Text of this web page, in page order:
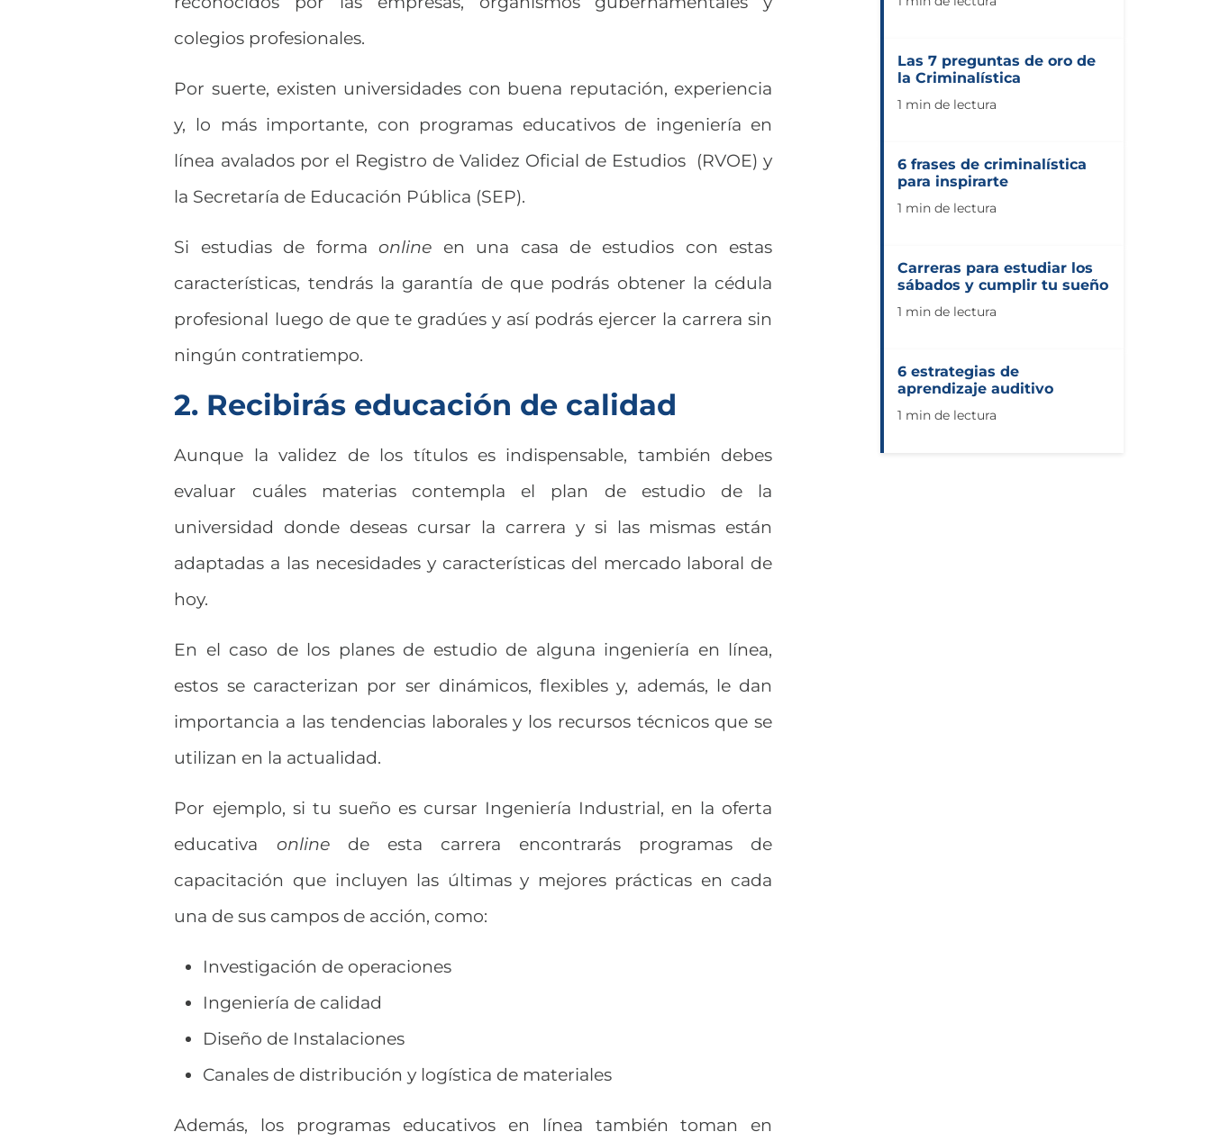
colegios profesionales.
Por suerte, existen universidades con buena reputación, experiencia
y, lo más importante, con programas educativos de ingeniería en
línea avalados por el Registro de Validez Oficial de Estudios (RVOE) y
la Secretaría de Educación Pública (SEP).
Si estudias de formaonline en una casa de estudios con estas
características, tendrás la garantía de que podrás obtener la cédula
profesional luego de que te gradúes y así podrás ejercer la carrera sin
ningún contratiempo.
2. Recibirás educación de calidad
Aunque la validez de los títulos es indispensable, también debes
evaluar cuáles materias contempla el plan de estudio de la
universidad donde deseas cursar la carrera y si las mismas están
adaptadas a las necesidades y características del mercado laboral de
hoy.
En el caso de los planes de estudio de alguna ingeniería en línea,
estos se caracterizan por ser dinámicos, flexibles y, además, le dan
importancia a las tendencias laborales y los recursos técnicos que se
utilizan en la actualidad.
Por ejemplo, si tu sueño es cursar Ingeniería Industrial, en la oferta
educativa onlinede esta carrera encontrarás programas de
capacitación que incluyen las últimas y mejores prácticas en cada
una de sus campos de acción, como:
Investigación de operaciones
Ingeniería de calidad
Diseño de Instalaciones
Canales de distribución y logística de materiales
Además, los programas educativos en línea también toman en
Las 7 preguntas de oro de
la Criminalística
1 min de lectura
6 frases de criminalística
para inspirarte
1 min de lectura
Carreras para estudiar los
sábados y cumplir tu sueño
1 min de lectura
6 estrategias de
aprendizaje auditivo
1 min de lectura